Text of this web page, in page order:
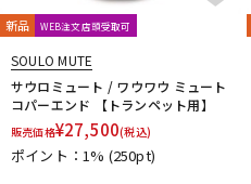
新品 WEB注文店頭受取可
SOULO MUTE
サウロミュート / ワウワウ ミュート
コパーエンド 【トランペット用】
販売価格¥27,500(税込)
ポイント：1% (250pt)